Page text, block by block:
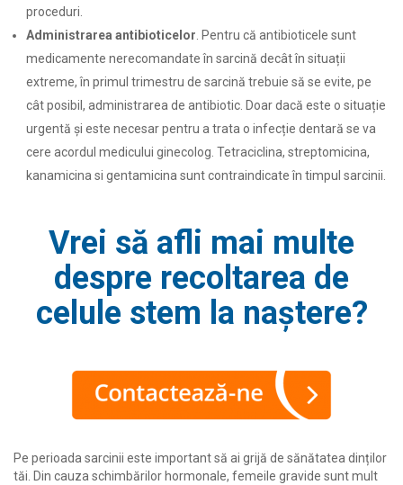
proceduri.
Administrarea antibioticelor . Pentru că antibioticele sunt
medicamente nerecomandate în sarcină decât în situații
extreme, în primul trimestru de sarcină trebuie să se evite, pe
cât posibil, administrarea de antibiotic. Doar dacă este o situație
urgentă și este necesar pentru a trata o infecție dentară se va
cere acordul medicului ginecolog. Tetraciclina, streptomicina,
kanamicina si gentamicina sunt contraindicate în timpul sarcinii.
Vrei să afli mai multe
despre recoltarea de
celule stem la naștere?
Pe perioada sarcinii este important să ai grijă de sănătatea dinților
tăi. Din cauza schimbărilor hormonale, femeile gravide sunt mult